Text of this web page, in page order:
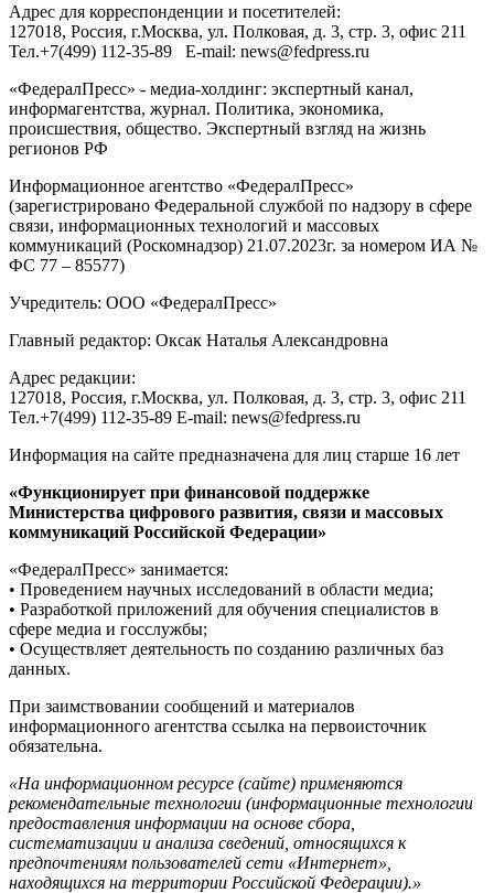
Адрес для корреспонденции и посетителей:
127018, Россия, г.Москва, ул. Полковая, д. 3, стр. 3, офис 211
Тел.+7(499) 112-35-89 E-mail: news@fedpress.ru
«ФедералПресс» - медиа-холдинг: экспертный канал,
информагентства, журнал. Политика, экономика,
происшествия, общество. Экспертный взгляд на жизнь
регионов РФ
Информационное агентство «ФедералПресс»
(зарегистрировано Федеральной службой по надзору в сфере
связи, информационных технологий и массовых
коммуникаций (Роскомнадзор) 21.07.2023г. за номером ИА №
ФС 77 – 85577)
Учредитель: ООО «ФедералПресс»
Главный редактор: Оксак Наталья Александровна
Адрес редакции:
127018, Россия, г.Москва, ул. Полковая, д. 3, стр. 3, офис 211
Тел.+7(499) 112-35-89 E-mail: news@fedpress.ru
Информация на сайте предназначена для лиц старше 16 лет
«Функционирует при финансовой поддержке
Министерства цифрового развития, связи и массовых
коммуникаций Российской Федерации»
«ФедералПресс» занимается:
• Проведением научных исследований в области медиа;
• Разработкой приложений для обучения специалистов в
сфере медиа и госслужбы;
• Осуществляет деятельность по созданию различных баз
данных.
При заимствовании сообщений и материалов
информационного агентства ссылка на первоисточник
обязательна.
«На информационном ресурсе (сайте) применяются
рекомендательные технологии (информационные технологии
предоставления информации на основе сбора,
систематизации и анализа сведений, относящихся к
предпочтениям пользователей сети «Интернет»,
находящихся на территории Российской Федерации).»